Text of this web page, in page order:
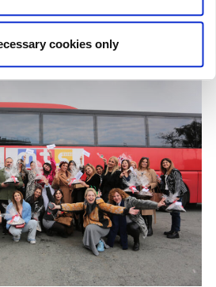
cookies only